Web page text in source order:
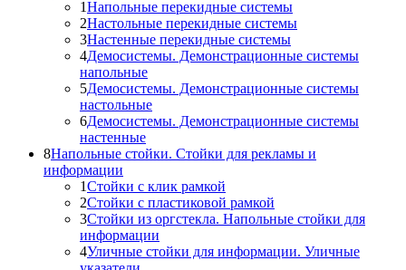
1Напольные перекидные системы
2Настольные перекидные системы
3Настенные перекидные системы
4Демосистемы. Демонстрационные системы
напольные
5Демосистемы. Демонстрационные системы
настольные
6Демосистемы. Демонстрационные системы
настенные
8Напольные стойки. Стойки для рекламы и
информации
1Стойки с клик рамкой
2Стойки с пластиковой рамкой
3Стойки из оргстекла. Напольные стойки для
информации
4Уличные стойки для информации. Уличные